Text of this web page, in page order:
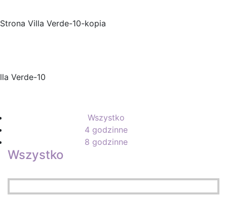
Wszystko
4 godzinne
8 godzinne
Wszystko